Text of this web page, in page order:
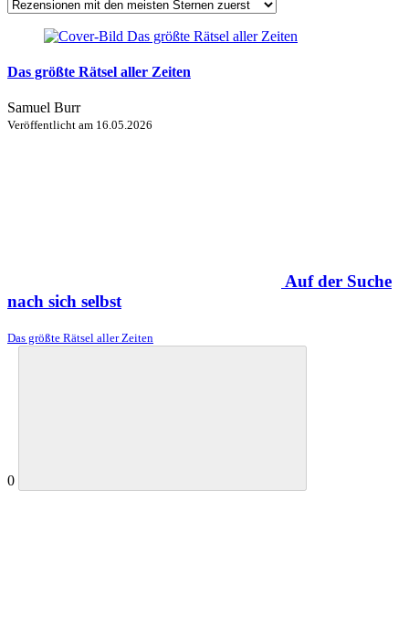
Das größte Rätsel aller Zeiten
Samuel Burr
Veröffentlicht am 16.05.2026
Auf der Suche
nach sich selbst
Das größte Rätsel aller Zeiten
0